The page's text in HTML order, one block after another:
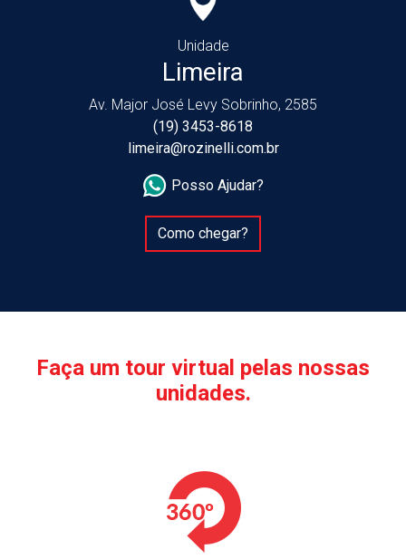
Unidade
Limeira
Av. Major José Levy Sobrinho, 2585
(19) 3453-8618
limeira@rozinelli.com.br
Posso Ajudar?
Como chegar?
Faça um tour virtual pelas nossas
unidades.